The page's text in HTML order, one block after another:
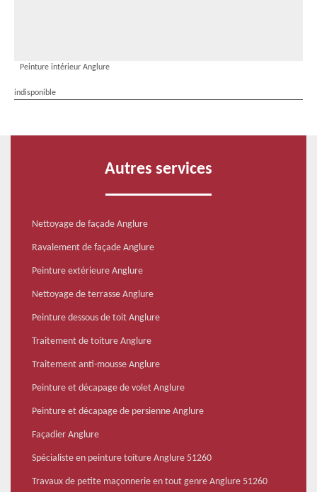
Peinture intérieur Anglure
indisponible
Autres services
Nettoyage de façade Anglure
Ravalement de façade Anglure
Peinture extérieure Anglure
Nettoyage de terrasse Anglure
Peinture dessous de toit Anglure
Traitement de toiture Anglure
Traitement anti-mousse Anglure
Peinture et décapage de volet Anglure
Peinture et décapage de persienne Anglure
Façadier Anglure
Spécialiste en peinture toiture Anglure 51260
Travaux de petite maçonnerie en tout genre Anglure 51260